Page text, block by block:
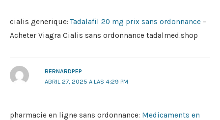
cialis generique:Tadalafil 20 mg prix sans ordonnance –
Acheter Viagra Cialis sans ordonnance tadalmed.shop
BERNARDPEP
ABRIL 27, 2025 A LAS 4:29 PM
pharmacie en ligne sans ordonnance: Medicaments en